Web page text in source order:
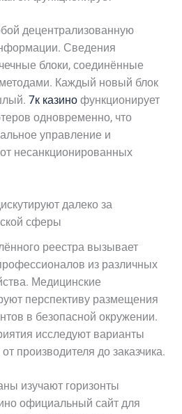
децентрализованную
Сведения
блоки, соединённые
Каждый новый блок
7к казинофункционирует
одновременно, что
управление и
несанкционированных
далеко за
сферы
реестра вызывает
из различных
Медицинские
перспективу размещения
в безопасной окружении.
исследуют варианты
производителя до заказчика.
изучают горизонты
официальный сайт для